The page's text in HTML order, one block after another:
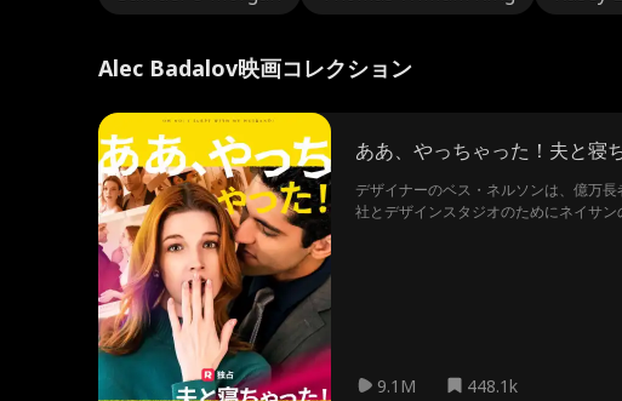
Alec Badalov映画コレクション
ああ、やっちゃった！夫と寝
デザイナーのベス・ネルソンは、億万
社とデザインスタジオのためにネイサ
9.1M 448.1k